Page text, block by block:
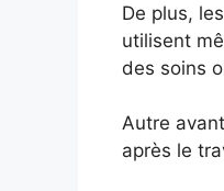
De plus,
utilisent
des soins
Autre
après le